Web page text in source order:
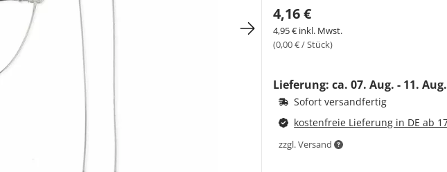
4,16 €
4,95 € inkl. Mwst.
(0,00 € / Stück)
Lieferung: ca. 07. Aug. - 11. Aug.
Sofort versandfertig
kostenfreie Lieferung in DE ab
zzgl. Versand